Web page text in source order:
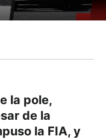
la pole,
de la
la FIA, y